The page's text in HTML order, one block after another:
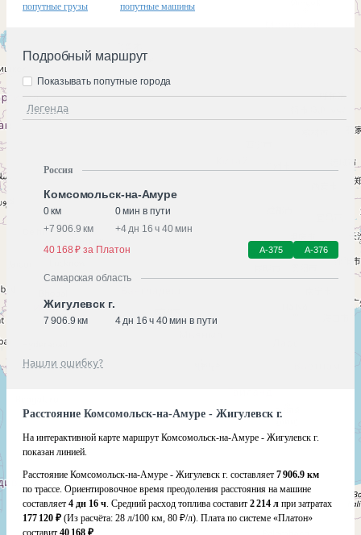
попутные грузы попутные машины
Подробный маршрут
Легенда
Показывать попутные города
Россия
Комсомольск-на-Амуре
0 км
0 мин в пути
+7 906.9 км +4 дн 16 ч 40 мин
40 168 ₽ за Платон
А-375 А-376
Самарская область
Жигулевск г.
7 906.9 км 4 дн 16 ч 40 мин в пути
Нашли ошибку?
Расстояние Комсомольск-на-Амуре - Жигулевск г.
На интерактивной карте маршрут Комсомольск-на-Амуре - Жигулевск г.
показан линией.
Расстояние Комсомольск-на-Амуре - Жигулевск г. составляет 7 906.9 км
по трассе. Ориентировочное время преодоления расстояния на машине
составляет 4 дн 16 ч. Средний расход топлива составит 2 214 л при затратах
177 120 ₽ (Из расчёта: 28 л/100 км, 80 ₽/л). Плата по системе «Платон»
составит 40 168 ₽